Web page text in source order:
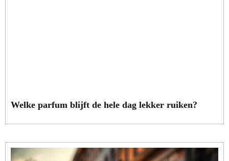
Welke parfum blijft de hele dag lekker ruiken?